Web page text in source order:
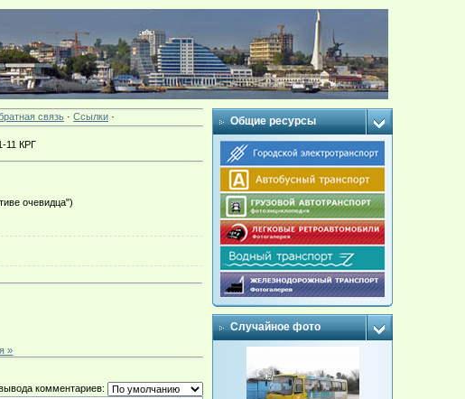
связь· Ссылки·
11 КРГ
очевидца")
»
комментариев:
Общие ресурсы
Случайное фото